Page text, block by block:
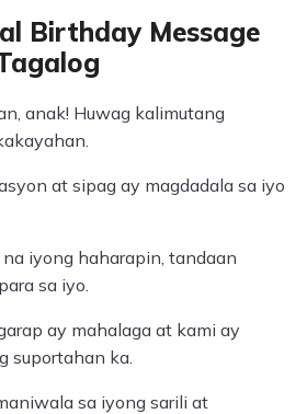
Birthday Message
anak! Huwag kalimutang
at sipag ay magdadala sa iyo
iyong haharapin, tandaan
sa iyo.
ay mahalaga at kami ay
suportahan ka.
sa iyong sarili at